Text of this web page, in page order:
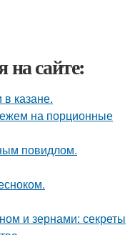
на сайте:
казане.
на порционные
повидлом.
и зернами: секреты